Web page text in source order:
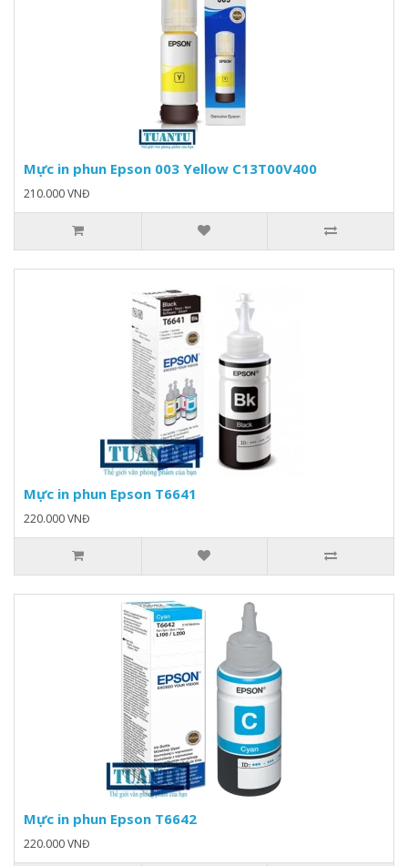
Mực in phun Epson 003 Yellow C13T00V400
210.000 VNĐ
Mực in phun Epson T6641
220.000 VNĐ
Mực in phun Epson T6642
220.000 VNĐ